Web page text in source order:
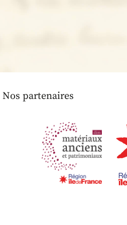
Nos partenaires